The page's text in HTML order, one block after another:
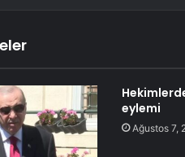
eylemi
Ağustos 7,